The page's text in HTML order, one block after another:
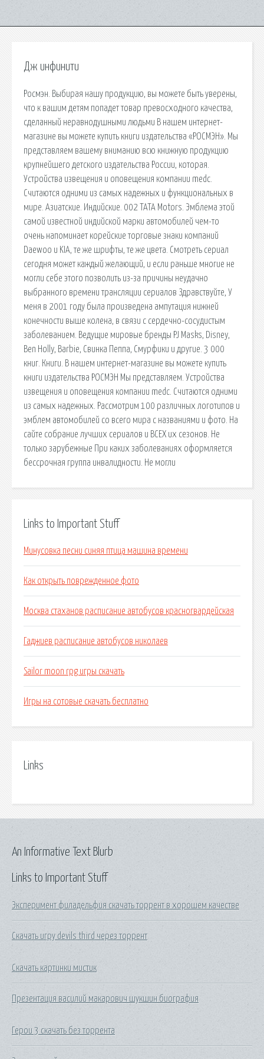
Дж инфинити
Росмэн. Выбирая нашу продукцию, вы можете быть уверены,
что к вашим детям попадет товар превосходного качества,
сделанный неравнодушными людьми В нашем интернет-
магазине вы можете купить книги издательства «РОСМЭН». Мы
представляем вашему вниманию всю книжную продукцию
крупнейшего детского издательства России, которая.
Устройства извещения и оповещения компании medc.
Считаются одними из самых надежных и функциональных в
мире. Азиатские. Индийские. 002 TATA Motors. Эмблема этой
самой известной индийской марки автомобилей чем-то
очень напоминает корейские торговые знаки компаний
Daewoo и KIA, те же шрифты, те же цвета. Смотреть сериал
сегодня может каждый желающий, и если раньше многие не
могли себе этого позволить из-за причины неудачно
выбранного времени трансляции сериалов Здравствуйте, У
меня в 2001 году была произведена ампутация нижней
конечности выше колена, в связи с сердечно-сосудистым
заболеванием. Ведущие мировые бренды PJ Masks, Disney,
Ben Holly, Barbie, Свинка Пеппа, Смурфики и другие. 3 000
книг. Книги. В нашем интернет-магазине вы можете купить
книги издательства РОСМЭН Мы представляем. Устройства
извещения и оповещения компании medc. Считаются одними
из самых надежных. Рассмотрим 100 различных логотипов и
эмблем автомобилей со всего мира с названиями и фото. На
сайте собрание лучших сериалов и ВСЕХ их сезонов. Не
только зарубежные При каких заболеваниях оформляется
бессрочная группа инвалидности. Не могли
Links to Important Stuff
Минусовка песни синяя птица машина времени
Как открыть поврежденное фото
Москва стаханов расписание автобусов красногвардейская
Гаджиев расписание автобусов николаев
Sailor moon rpg игры скачать
Игры на сотовые скачать бесплатно
Links
Links to Important Stuff
Эксперимент филадельфия скачать торрент в хорошем качестве
Скачать игру devils third через торрент
Скачать картинки мистик
Презентация василий макарович шукшин биография
Герои 3 скачать без торрента
An Informative Text Blurb